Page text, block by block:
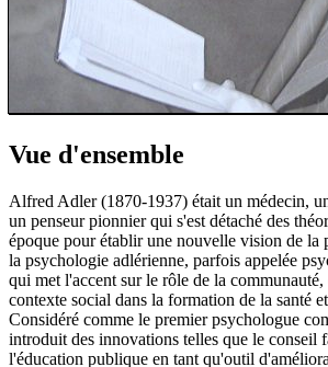
Vue d'ensemble
Alfred Adler (1870-1937) était un médecin,
un penseur pionnier qui s'est détaché des
époque pour établir une nouvelle vision de la
la psychologie adlérienne, parfois appelée
qui met l'accent sur le rôle de la
contexte social dans la formation de la santé
Considéré comme le premier psychologue
introduit des innovations telles que le conseil
l'éducation publique en tant qu'outil